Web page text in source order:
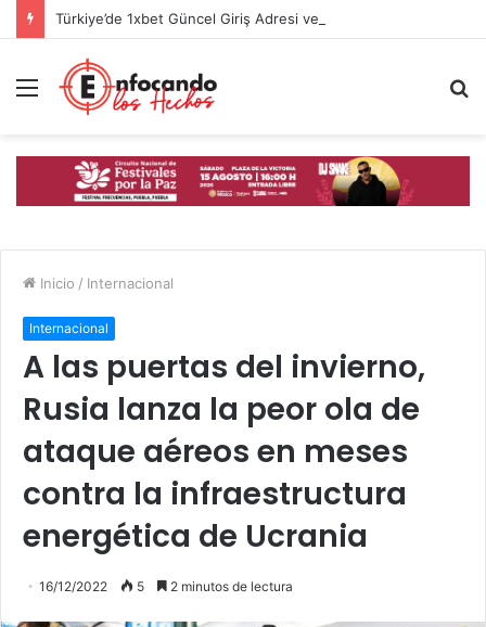
Menú
Inicio / Internacional
Internacional
A las puertas del invierno,
Rusia lanza la peor ola de
ataque aéreos en meses
contra la infraestructura
energética de Ucrania
16/12/2022 5 2 minutos de lectura